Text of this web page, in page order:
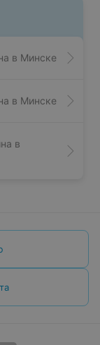
в Минске
в Минске
в